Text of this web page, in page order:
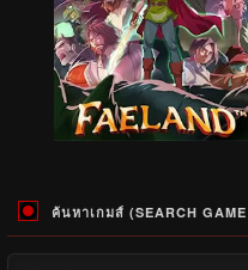
ค้นหาเกมส์ (SEARCH